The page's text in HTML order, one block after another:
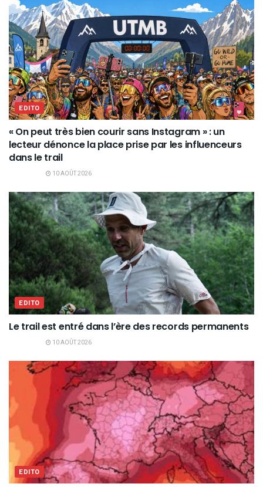
EDITO
« On peut très bien courir sans Instagram » : un
lecteur dénonce la place prise par les influenceurs
dans le trail
10 AOÛT 2026
EDITO
Le trail est entré dans l’ère des records permanents
10 AOÛT 2026
EDITO